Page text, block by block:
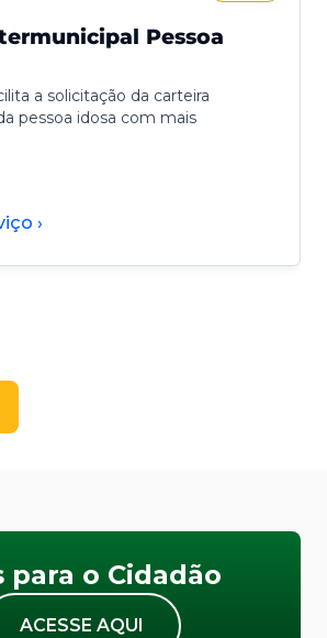
Pessoa
a solicitação da carteira
pessoa idosa com mais
›
para o Cidadão
ACESSE AQUI